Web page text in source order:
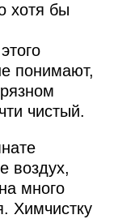
хотя бы
понимают,
чистый.
воздух,
много
Химчистку